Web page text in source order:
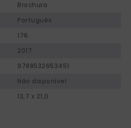
Brochura
Português
176
2017
9788532653451
Não disponível
13,7 x 21,0